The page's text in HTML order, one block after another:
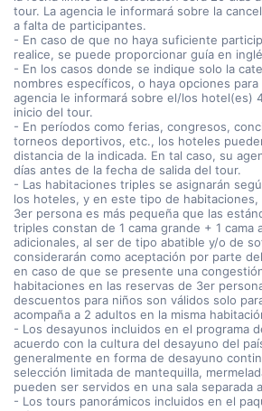
tour. La agencia le informará sobre la
a falta de participantes.
- En caso de que no haya suficiente
realice, se puede proporcionar guía en
- En los casos donde se indique solo la
nombres específicos, o haya opciones
agencia le informará sobre el/los hotel(es)
inicio del tour.
- En períodos como ferias, congresos,
torneos deportivos, etc., los hoteles
distancia de la indicada. En tal caso, su
días antes de la fecha de salida del tour.
- Las habitaciones triples se asignarán
los hoteles, y en este tipo de habitaciones,
3er persona es más pequeña que las
triples constan de 1 cama grande + 1 cama
adicionales, al ser de tipo abatible y/o de
considerarán como aceptación por parte
en caso de que se presente una
habitaciones en las reservas de 3er
descuentos para niños son válidos solo
acompaña a 2 adultos en la misma
- Los desayunos incluidos en el programa
acuerdo con la cultura del desayuno del
generalmente en forma de desayuno
selección limitada de mantequilla,
pueden ser servidos en una sala separada
- Los tours panorámicos incluidos en el